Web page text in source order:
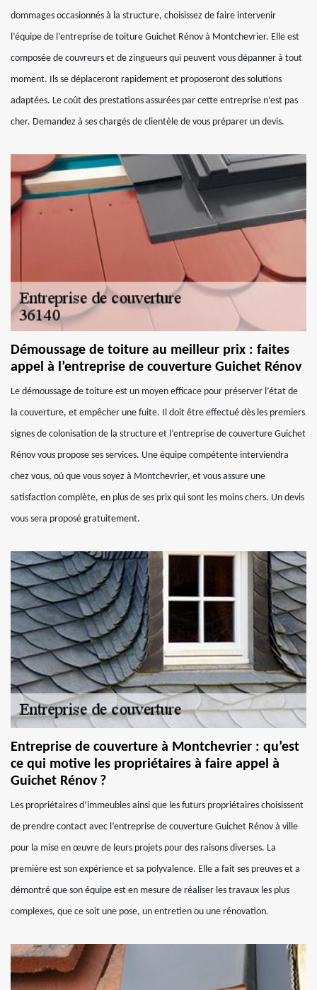
dommages occasionnés à la structure, choisissez de faire intervenir
l’équipe de l’entreprise de toiture Guichet Rénov à Montchevrier. Elle est
composée de couvreurs et de zingueurs qui peuvent vous dépanner à tout
moment. Ils se déplaceront rapidement et proposeront des solutions
adaptées. Le coût des prestations assurées par cette entreprise n’est pas
cher. Demandez à ses chargés de clientèle de vous préparer un devis.
Démoussage de toiture au meilleur prix : faites
appel à l’entreprise de couverture Guichet Rénov
Le démoussage de toiture est un moyen efficace pour préserver l’état de
la couverture, et empêcher une fuite. Il doit être effectué dès les premiers
signes de colonisation de la structure et l’entreprise de couverture Guichet
Rénov vous propose ses services. Une équipe compétente interviendra
chez vous, où que vous soyez à Montchevrier, et vous assure une
satisfaction complète, en plus de ses prix qui sont les moins chers. Un devis
vous sera proposé gratuitement.
Entreprise de couverture à Montchevrier : qu’est
ce qui motive les propriétaires à faire appel à
Guichet Rénov ?
Les propriétaires d’immeubles ainsi que les futurs propriétaires choisissent
de prendre contact avec l’entreprise de couverture Guichet Rénov à ville
pour la mise en œuvre de leurs projets pour des raisons diverses. La
première est son expérience et sa polyvalence. Elle a fait ses preuves et a
démontré que son équipe est en mesure de réaliser les travaux les plus
complexes, que ce soit une pose, un entretien ou une rénovation.